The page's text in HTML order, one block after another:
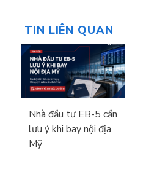
TIN LIÊN QUAN
Nhà đầu tư EB-5 cần
lưu ý khi bay nội địa
Mỹ